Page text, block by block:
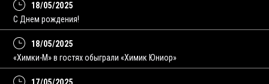
18/05/2025
С Днем рождения!
18/05/2025
«Химки-М» в гостях обыграли «Химик Юниор»